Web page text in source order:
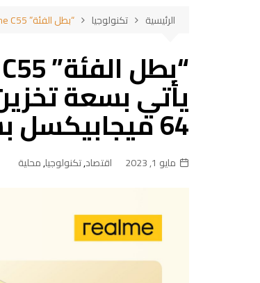
طبخ
الرئيسية تكنولوجيا “بطل الفئة” realme C55 الهاتف الوحيد الذي يأتي بسعة تخزين 256 جيجابايت وكاميرا بدقة 64 ميجابيكسل بسعر 165 دولارًا في العراق
64 ميجابيكسل بسعر 165 دولارًا في العراق
مايو 1, 2023 اقتصاد,تكنولوجيا,محلية